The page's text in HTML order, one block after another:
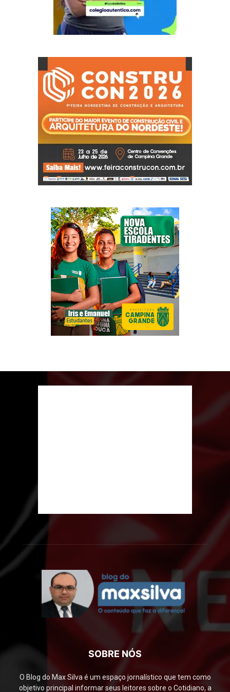
SOBRE NÓS
O Blog do Max Silva é um espaço jornalístico que tem como
objetivo principal informar seus leitores sobre o Cotidiano, a